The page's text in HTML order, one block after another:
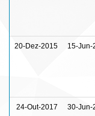
20-Dez-2015 15-Jun-
24-Out-2017 30-Jun-